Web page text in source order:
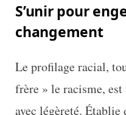
S’unir pour
changement
Le profilage racial,
frère » le racisme, est
avec légèreté. Établie